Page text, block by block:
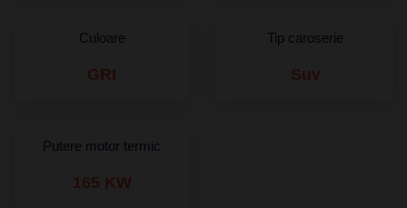
Culoare
GRI
Tip caroserie
Suv
Putere motor termic
165 KW